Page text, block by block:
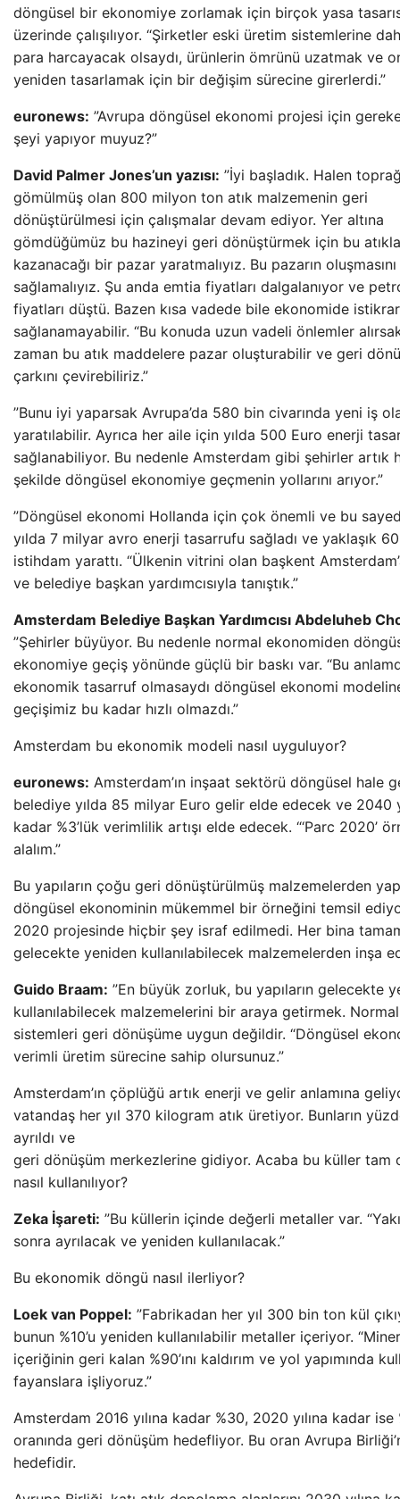
döngüsel bir ekonomiye zorlamak için birçok yasa
üzerinde çalışılıyor. “Şirketler eski üretim sistemlerine
para harcayacak olsaydı, ürünlerin ömrünü uzatmak ve
yeniden tasarlamak için bir değişim sürecine girerlerdi.”
euronews: ”Avrupa döngüsel ekonomi projesi için
şeyi yapıyor muyuz?”
David Palmer Jones’un yazısı: ”İyi başladık. Halen
gömülmüş olan 800 milyon ton atık malzemenin geri
dönüştürülmesi için çalışmalar devam ediyor. Yer altına
gömdüğümüz bu hazineyi geri dönüştürmek için bu
kazanacağı bir pazar yaratmalıyız. Bu pazarın oluşmasını
sağlamalıyız. Şu anda emtia fiyatları dalgalanıyor ve
fiyatları düştü. Bazen kısa vadede bile ekonomide istikrar
sağlanamayabilir. “Bu konuda uzun vadeli önlemler
zaman bu atık maddelere pazar oluşturabilir ve geri
çarkını çevirebiliriz.”
”Bunu iyi yaparsak Avrupa’da 580 bin civarında yeni iş
yaratılabilir. Ayrıca her aile için yılda 500 Euro enerji
sağlanabiliyor. Bu nedenle Amsterdam gibi şehirler artık
şekilde döngüsel ekonomiye geçmenin yollarını arıyor.”
”Döngüsel ekonomi Hollanda için çok önemli ve bu
yılda 7 milyar avro enerji tasarrufu sağladı ve yaklaşık
istihdam yarattı. “Ülkenin vitrini olan başkent
ve belediye başkan yardımcısıyla tanıştık.”
Amsterdam Belediye Başkan Yardımcısı Abdeluheb
”Şehirler büyüyor. Bu nedenle normal ekonomiden
ekonomiye geçiş yönünde güçlü bir baskı var. “Bu
ekonomik tasarruf olmasaydı döngüsel ekonomi
geçişimiz bu kadar hızlı olmazdı.”
Amsterdam bu ekonomik modeli nasıl uyguluyor?
euronews: Amsterdam’ın inşaat sektörü döngüsel hale
belediye yılda 85 milyar Euro gelir elde edecek ve 2040
kadar %3’lük verimlilik artışı elde edecek. “‘Parc 2020’
alalım.”
Bu yapıların çoğu geri dönüştürülmüş malzemelerden
döngüsel ekonominin mükemmel bir örneğini temsil
2020 projesinde hiçbir şey israf edilmedi. Her bina
gelecekte yeniden kullanılabilecek malzemelerden inşa
Guido Braam: ”En büyük zorluk, bu yapıların gelecekte
kullanılabilecek malzemelerini bir araya getirmek.
sistemleri geri dönüşüme uygun değildir. “Döngüsel
verimli üretim sürecine sahip olursunuz.”
Amsterdam’ın çöplüğü artık enerji ve gelir anlamına
vatandaş her yıl 370 kilogram atık üretiyor. Bunların
ayrıldı ve
geri dönüşüm merkezlerine gidiyor. Acaba bu küller tam
nasıl kullanılıyor?
Zeka İşareti: ”Bu küllerin içinde değerli metaller var.
sonra ayrılacak ve yeniden kullanılacak.”
Bu ekonomik döngü nasıl ilerliyor?
Loek van Poppel: ”Fabrikadan her yıl 300 bin ton kül
bunun %10’u yeniden kullanılabilir metaller içeriyor.
içeriğinin geri kalan %90’ını kaldırım ve yol yapımında
fayanslara işliyoruz.”
Amsterdam 2016 yılına kadar %30, 2020 yılına kadar ise
oranında geri dönüşüm hedefliyor. Bu oran Avrupa
hedefidir.